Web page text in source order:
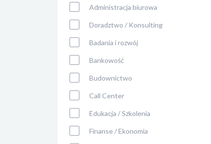
Administracja biurowa
Doradztwo / Konsulting
Badania i rozwój
Bankowość
Budownictwo
Call Center
Edukacja / Szkolenia
Finanse / Ekonomia